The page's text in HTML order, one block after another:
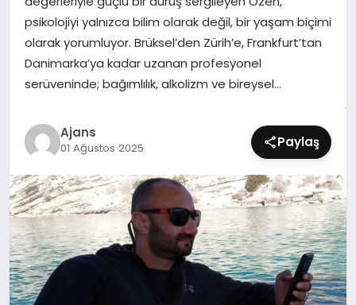
SPOR
TEKNOLOJI
YAŞAM
psikolojiyi yalnızca bilim olarak değil, bir yaşam biçimi
olarak yorumluyor. Brüksel’den Zürih’e, Frankfurt’tan
Danimarka’ya kadar uzanan profesyonel
serüveninde; bağımlılık, alkolizm ve bireysel…
Ajans
01 Ağustos 2025 Paylaş